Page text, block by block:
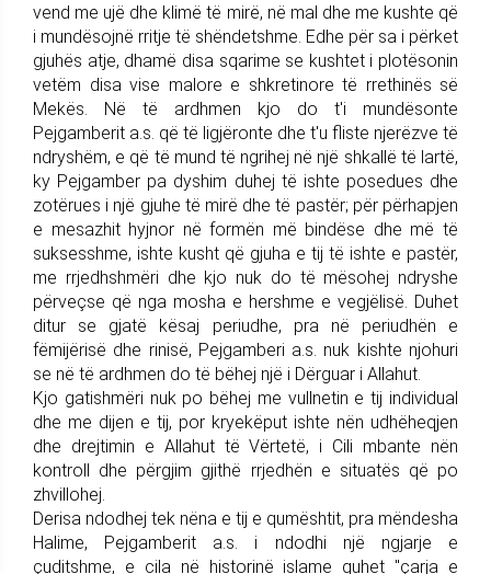
vend me ujë dhe klimë të mirë, në mal dhe me kushte që
i mundësojnë rritje të shëndetshme. Edhe për sa i përket
gjuhës atje, dhamë disa sqarime se kushtet i plotësonin
vetëm disa vise malore e shkretinore të rrethinës së
Mekës. Në të ardhmen kjo do t'i mundësonte
Pejgamberit a.s. që të ligjëronte dhe t'u fliste njerëzve të
ndryshëm, e që të mund të ngrihej në një shkallë të lartë,
ky Pejgamber pa dyshim duhej të ishte posedues dhe
zotërues i një gjuhe të mirë dhe të pastër; për përhapjen
e mesazhit hyjnor në formën më bindëse dhe më të
suksesshme, ishte kusht që gjuha e tij të ishte e pastër,
me rrjedhshmëri dhe kjo nuk do të mësohej ndryshe
përveçse që nga mosha e hershme e vegjëlisë. Duhet
ditur se gjatë kësaj periudhe, pra në periudhën e
fëmijërisë dhe rinisë, Pejgamberi a.s. nuk kishte njohuri
se në të ardhmen do të bëhej një i Dërguar i Allahut.
Kjo gatishmëri nuk po bëhej me vullnetin e tij individual
dhe me dijen e tij, por kryekëput ishte nën udhëheqjen
dhe drejtimin e Allahut të Vërtetë, i Cili mbante nën
kontroll dhe përgjim gjithë rrjedhën e situatës që po
zhvillohej.
Derisa ndodhej tek nëna e tij e qumështit, pra mëndesha
Halime, Pejgamberit a.s. i ndodhi një ngjarje e
çuditshme, e cila në historinë islame quhet "çarja e